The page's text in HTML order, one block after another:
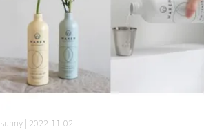
sunny | 2022-11-02